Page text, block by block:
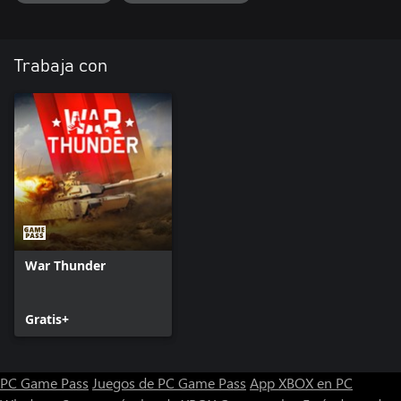
determinada. ?Esto se acumula con las bonificaciones de los
Trabaja con
War Thunder
Gratis+
PC Game Pass Juegos de PC Game Pass App XBOX en PC